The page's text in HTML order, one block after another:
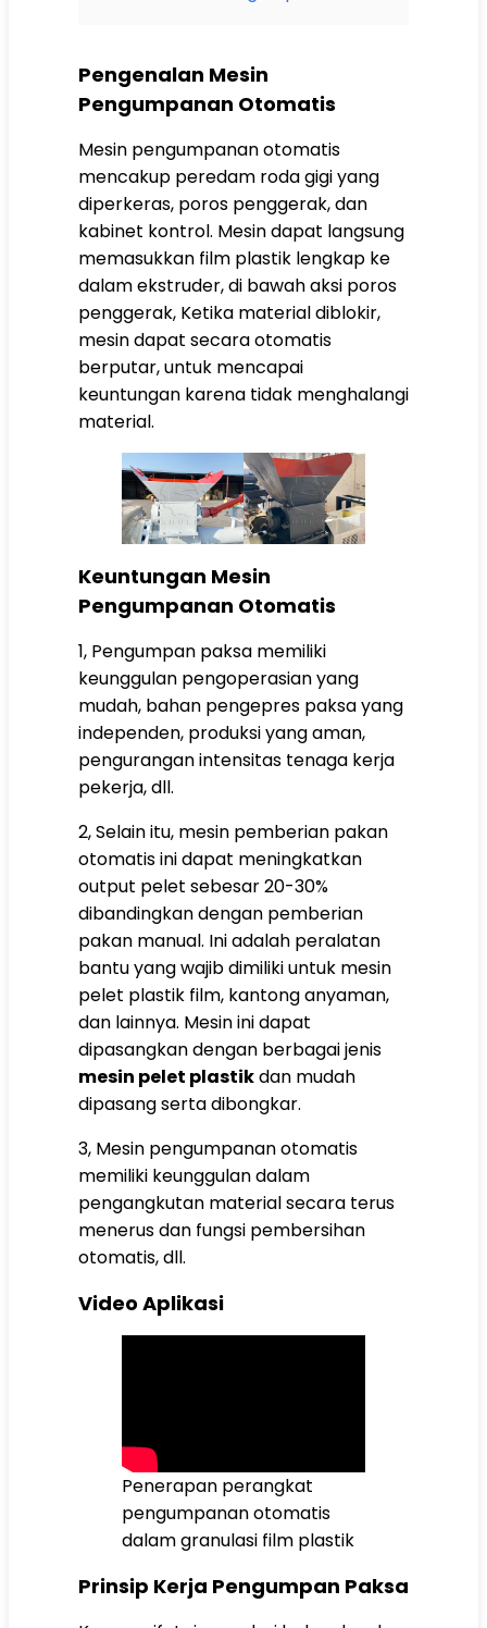
Pengenalan Mesin
Pengumpanan Otomatis
Mesin pengumpanan otomatis
mencakup peredam roda gigi yang
diperkeras, poros penggerak, dan
kabinet kontrol. Mesin dapat langsung
memasukkan film plastik lengkap ke
dalam ekstruder, di bawah aksi poros
penggerak, Ketika material diblokir,
mesin dapat secara otomatis
berputar, untuk mencapai
keuntungan karena tidak menghalangi
material.
Keuntungan Mesin
Pengumpanan Otomatis
1, Pengumpan paksa memiliki
keunggulan pengoperasian yang
mudah, bahan pengepres paksa yang
independen, produksi yang aman,
pengurangan intensitas tenaga kerja
pekerja, dll.
2, Selain itu, mesin pemberian pakan
otomatis ini dapat meningkatkan
output pelet sebesar 20-30%
dibandingkan dengan pemberian
pakan manual. Ini adalah peralatan
bantu yang wajib dimiliki untuk mesin
pelet plastik film, kantong anyaman,
dan lainnya. Mesin ini dapat
dipasangkan dengan berbagai jenis
mesin pelet plastikdan mudah
dipasang serta dibongkar.
3, Mesin pengumpanan otomatis
memiliki keunggulan dalam
pengangkutan material secara terus
menerus dan fungsi pembersihan
otomatis, dll.
Video Aplikasi
Penerapan perangkat
pengumpanan otomatis
dalam granulasi film plastik
Prinsip Kerja Pengumpan Paksa